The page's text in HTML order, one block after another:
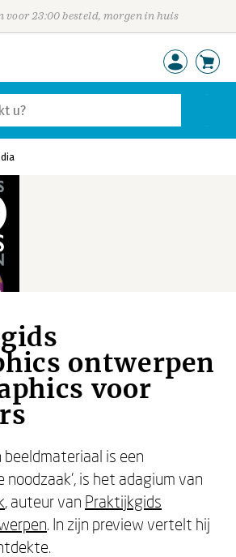
voor 23:00 besteld, morgen in huis
ontwerpen
voor
beeldmateriaal is een
noodzaak', is het adagium van
, auteur van Praktijkgids
. In zijn preview vertelt hij